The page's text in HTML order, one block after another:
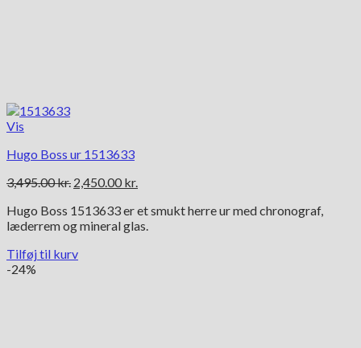
Vis
Hugo Boss ur 1513633
3,495.00kr. Den
pris
var:
2,450.00 kr.
pris
er:
Hugo Boss 1513633 er et smukt herre ur med chronograf,
læderrem og mineral glas.
Tilføj til kurv
-24%